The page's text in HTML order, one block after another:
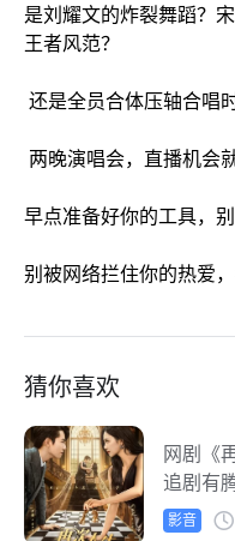
是刘耀文的炸裂舞蹈？
王者风范？
还是全员合体压轴合唱
两晚演唱会，直播机
早点准备好你的工具，
别被网络拦住你的热爱，
猜你喜欢
网剧《
追剧有
影音